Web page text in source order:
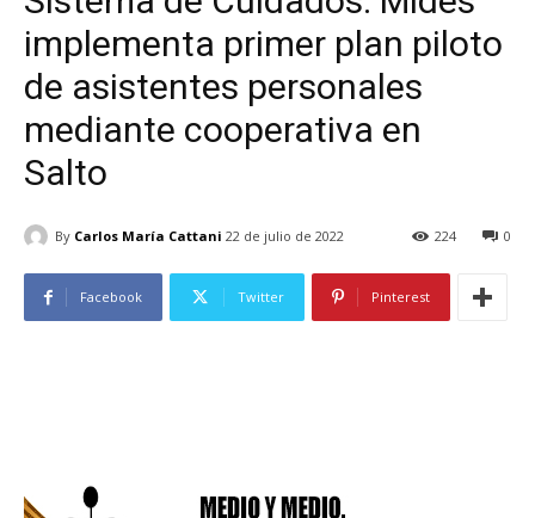
implementa primer plan piloto
de asistentes personales
mediante cooperativa en
Salto
By Carlos María Cattani 22 de julio de 2022 0
224
Facebook Twitter Pinterest